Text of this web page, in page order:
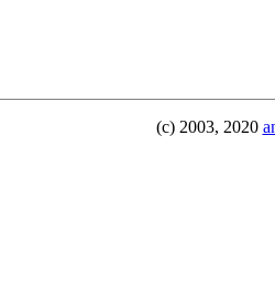
(c) 2003, 2020